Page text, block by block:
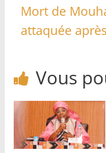
Mort de
attaquée
Vous